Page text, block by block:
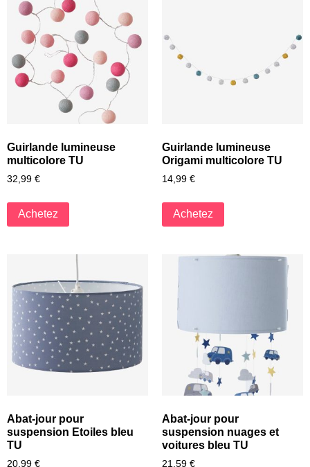
Guirlande lumineuse
multicolore TU
32,99 €
Achetez
Guirlande lumineuse
Origami multicolore TU
14,99 €
Achetez
Abat-jour pour
suspension Etoiles bleu
TU
20,99 €
Abat-jour pour
suspension nuages et
voitures bleu TU
21,59 €